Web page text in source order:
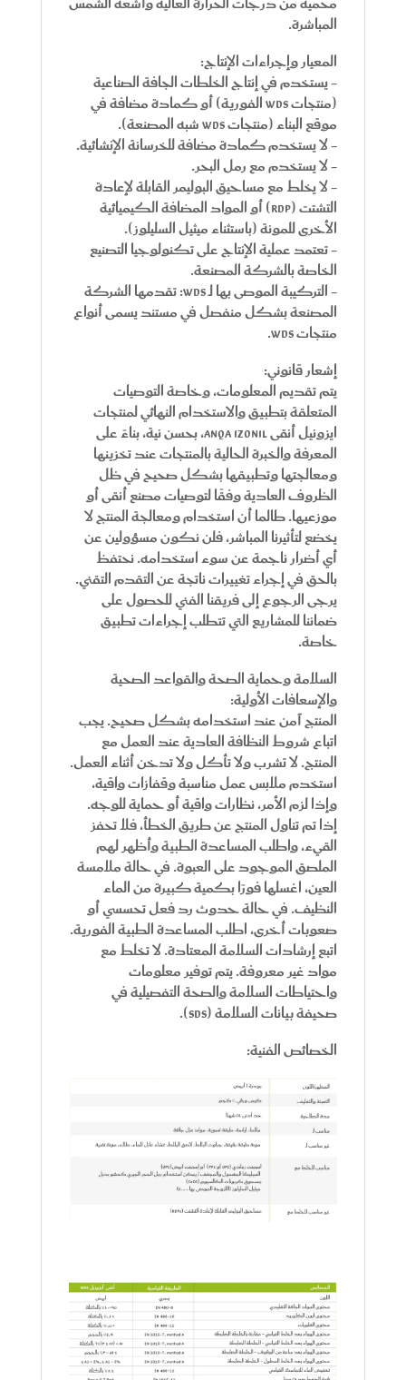
المباشرة.
المعيار وإجراءات الإنتاج:
- يستخدم في إنتاج الخلطات الجافة الصناعية
(منتجات WDS الفورية) أو كمادة مضافة في
موقع البناء (منتجات WDS شبه المصنعة).
- لا يستخدم كمادة مضافة للخرسانة الإنشائية.
- لا يستخدم مع رمل البحر.
- لا يخلط مع مساحيق البوليمر القابلة لإعادة
التشتت (RDP) أو المواد المضافة الكيميائية
الأخرى للمونة (باستثناء ميثيل السليلوز).
- تعتمد عملية الإنتاج على تكنولوجيا التصنيع
الخاصة بالشركة المصنعة.
- التركيبة الموصى بها لـ WDS: تقدمها الشركة
المصنعة بشكل منفصل في مستند يسمى أنواع
منتجات WDS.
إشعار قانوني:
يتم تقديم المعلومات، وخاصة التوصيات
المتعلقة بتطبيق والاستخدام النهائي لمنتجات
ايزونيل أنقى ANQA IZONIL، بحسن نية، بناءً على
المعرفة والخبرة الحالية بالمنتجات عند تخزينها
ومعالجتها وتطبيقها بشكل صحيح في ظل
الظروف العادية وفقًا لتوصيات مصنع أنقى أو
موزعيها. طالما أن استخدام ومعالجة المنتج لا
يخضع لتأثيرنا المباشر، فلن نكون مسؤولين عن
أي أضرار ناجمة عن سوء استخدامه. نحتفظ
بالحق في إجراء تغييرات ناتجة عن التقدم التقني.
يرجى الرجوع إلى فريقنا الفني للحصول على
ضماننا للمشاريع التي تتطلب إجراءات تطبيق
خاصة.
السلامة وحماية الصحة والقواعد الصحية
والإسعافات الأولية:
المنتج آمن عند استخدامه بشكل صحيح. يجب
اتباع شروط النظافة العادية عند العمل مع
المنتج. لا تشرب ولا تأكل ولا تدخن أثناء العمل.
استخدم ملابس عمل مناسبة وقفازات واقية،
وإذا لزم الأمر، نظارات واقية أو حماية للوجه.
إذا تم تناول المنتج عن طريق الخطأ، فلا تحفز
القيء، واطلب المساعدة الطبية وأظهر لهم
الملصق الموجود على العبوة. في حالة ملامسة
العين، اغسلها فورًا بكمية كبيرة من الماء
النظيف. في حالة حدوث رد فعل تحسسي أو
صعوبات أخرى، اطلب المساعدة الطبية الفورية.
اتبع إرشادات السلامة المعتادة. لا تخلط مع
مواد غير معروفة. يتم توفير معلومات
واحتياطات السلامة والصحة التفصيلية في
صحيفة بيانات السلامة (SDS).
الخصائص الفنية: